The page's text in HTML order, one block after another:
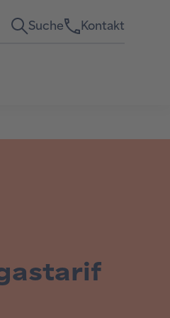
Suche Kontakt